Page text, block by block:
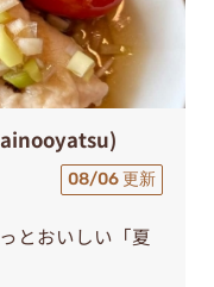
08/06 更新
とおいしい「夏